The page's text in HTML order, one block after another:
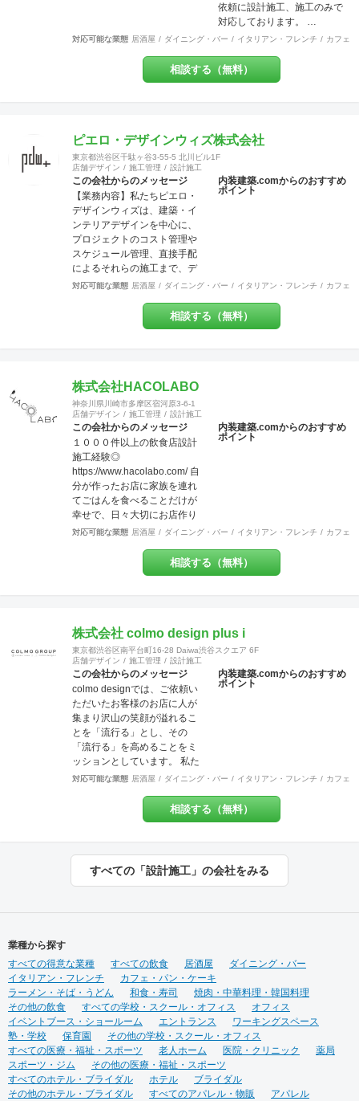
ばしい瞬間です。 弊社はリフ
ォーム・リノベーションや注
文住宅など幅広く工事を担当
させていただいております。
おり、色々な所にバラバラに
工事内容の注文をしていただ
かなくとも、弊社にて一式執
り行う事をメリットとし、活
動致しております。 尚、店
舗・住宅のセキュリティー面
にも配慮しており、防犯カメ
ラなどの部分にも力を入れて
おります。 他の施工店ではで
きない方法で、アレルギー・
シックハウス症候群・化学物
質過敏症の方や健康な方にも
良いとされる、化学物質は一
切使わない施工方法で無添加
業、デザイナー、設計士、建
築士【1級】、現場監督がお客
様をトータルサポート致しま
す。 作業現場では自社の職人
がおりますので、柔軟性やス
ピード感ある対応致します。
ＵＳＥＮやサカイ引越センタ
ーとの提携企業でございます
ので工事のみならず、その他
のご要望にもご対応させてい
ただく事も可能です。 【特
スマイル 協賛店 【受賞歴】 ・
千葉市都市文化賞2020 カ
Top Topics 特集作品 マン
ションリノベーション工事物
件 選出 ・『小さなベーカリ
ー&焼き菓子店のデザイン』単
行本 全国で愛される１０
０軒 ベーカリー店舗新装
工事物件 選出
依頼に設計施工、施工のみで
対応しております。 …
対応可能な業態 居酒屋 ダイニング・バー イタリアン・フレンチ カフェ
相談する（無料）
ピエロ・デザインウィズ株式会社
東京都渋谷区千駄ヶ谷3-55-5 北川ビル1F
店舗デザイン
施工管理 設計施工
この会社からのメッセージ
【業務内容】私たちピエロ・
デザインウィズは、建築・イ
ンテリアデザインを中心に、
プロジェクトのコスト管理や
スケジュール管理、直接手配
によるそれらの施工まで、デ
ザインという業務領域を超え
頂いております。飲食店、ア
パレルショップを中心に、ホ
に、ピエロ・デザイン＆ワー
クス（本社、ＷＥＢ・グラフ
ィック、不動産）、ピエロ・
デザイン＆ブリッジ（工事、
全国対応）の３社で、さまざ
まなご要望にお応えする体制
を整えています。 【許認可】
一級建築士事務所、一般建設
業、特定建設業（本社）、宅
地建物取引業（本社）
内装建築.comからのおすすめ
ポイント
対応可能な業態 居酒屋 ダイニング・バー イタリアン・フレンチ カフェ
相談する（無料）
株式会社HACOLABO
神奈川県川崎市多摩区宿河原3-6-1
店舗デザイン
施工管理 設計施工
この会社からのメッセージ
１０００件以上の飲食店設計
施工経験◎
https://www.hacolabo.com/ 自
分が作ったお店に家族を連れ
てごはんを食べることだけが
幸せで、日々大切にお店作り
をしております◎ 飲食店専門
担当者がデザイン設計施工メ
ンテナンスまで一気通貫で行
「+1」の感動を提供致しま
す。 あれも！これも！やりた
い事を一緒になって整理し 異
業種のデザイナー達がお客様
の創造を膨らませ 理想を超え
るお店を設計し、作り上げま
す。 対応エリア：神奈川県全
域 東京都23区 東京都多摩
地域エリア 川崎地域
【 ？ 】 ＝
【 ！ 】 ご来店頂いた方々
び 意図に気づいた瞬間
「 ！ 」に変わってしま
します。 伝える思いと 届け
る声に ちょっとした遊び心を
内装建築.comからのおすすめ
ポイント
対応可能な業態 居酒屋 ダイニング・バー イタリアン・フレンチ カフェ
相談する（無料）
株式会社 colmo design plus i
東京都渋谷区南平台町16-28 Daiwa渋谷スクエア 6F
店舗デザイン
施工管理 設計施工
この会社からのメッセージ
colmo designでは、ご依頼い
ただいたお客様のお店に人が
集まり沢山の笑顔が溢れるこ
とを「流行る」とし、その
「流行る」を高めることをミ
ッションとしています。 私た
ちは​​お客様ごとにちがう“オモ
づくりの先に実現したいこ
と”を一緒に創り上げます。ま
績は900店以上。 グループ会
社で直営美容室を13店舗を運
ト・マーケティング調査 ③資
金調達サポート ④美容業界専
門のデザイン提案 ⑤自社施工
⑥ブランディングのための販
促ツール ⑦お客様により沿っ
たアフターフォロー まずはご
相談やお話だけでも構いませ
ん。 お気軽にお問合せくださ
いませ！
内装建築.comからのおすすめ
ポイント
対応可能な業態 居酒屋 ダイニング・バー イタリアン・フレンチ カフェ
相談する（無料）
すべての「設計施工」の会社をみる
業種から探す
すべての得意な業種
すべての飲食 居酒屋
ダイニング・バー
イタリアン・フレンチ
カフェ・パン・ケーキ
ラーメン・そば・うどん
和食・寿司
焼肉・中華料理・韓国料理
その他の飲食
すべての学校・スクール・オフィス
オフィス
イベントブース・ショールーム
エントランス
ワーキングスペース
塾・学校
保育園
その他の学校・スクール・オフィス
すべての医療・福祉・スポーツ
老人ホーム 医院・クリニック
薬局
スポーツ・ジム
その他の医療・福祉・スポーツ
すべてのホテル・ブライダル
ホテル
ブライダル
その他のホテル・ブライダル
すべてのアパレル・物販
アパレル